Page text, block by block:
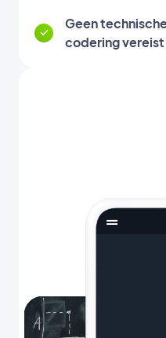
Geen
codering vereist